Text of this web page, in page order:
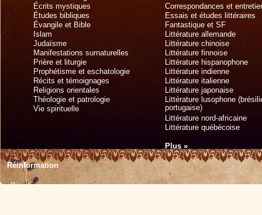
Écrits mystiques
Études bibliques
Évangile et Bible
Islam
Judaïsme
Manifestations surnaturelles
Prière et liturgie
Prophétisme et eschatologie
Récits et témoignages
Religions orientales
Théologie et patrologie
Vie spirituelle
Correspondances et
Essais et études littéraires
Fantastique et SF
Littérature allemande
Littérature chinoise
Littérature finnoise
Littérature hispanophone
Littérature indienne
Littérature italienne
Littérature japonaise
Littérature lusophone
portugaise)
Littérature nord-africaine
Littérature québécoise
Plus »
Réinformation
Bioéthique